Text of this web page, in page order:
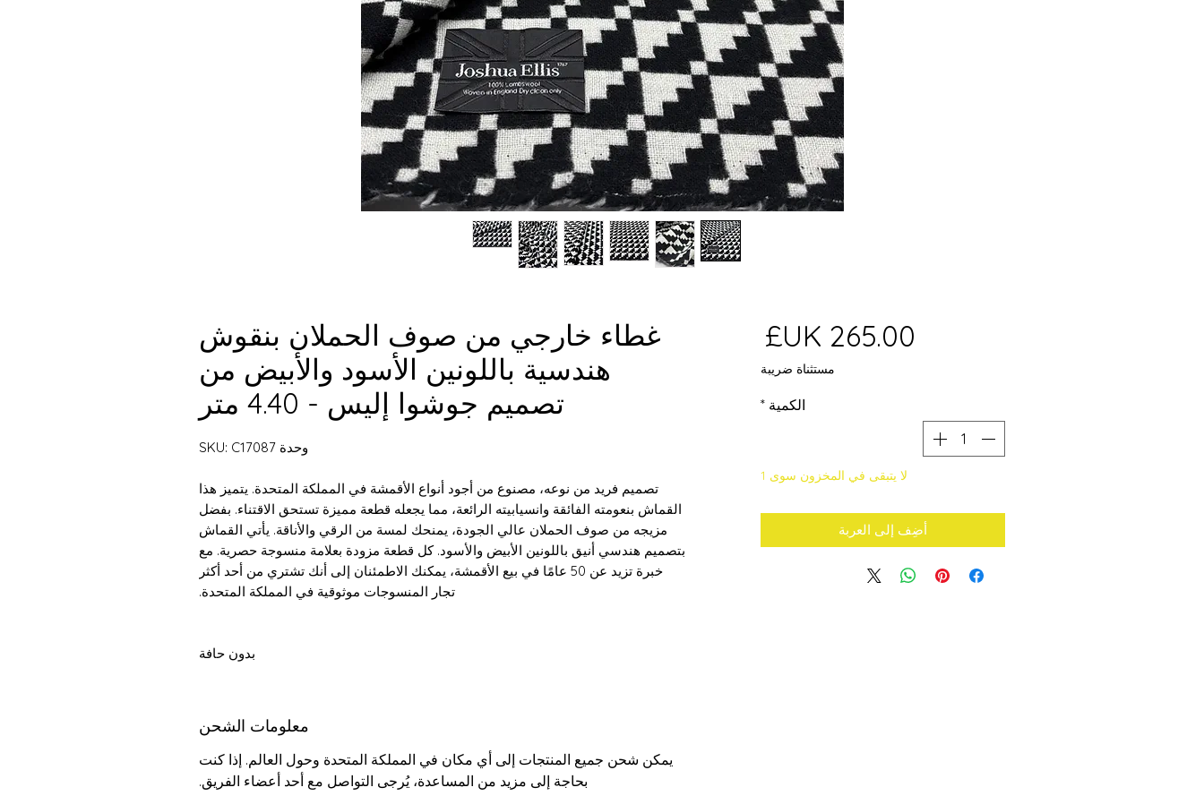
غطاء خارجي من صوف الحملان بنقوش
هندسية باللونين الأسود والأبيض من
تصميم جوشوا إليس - 4.40 متر
وحدة SKU: C17087
تصميم فريد من نوعه، مصنوع من أجود أنواع الأقمشة في المملكة المتحدة. يتميز هذا
القماش بنعومته الفائقة وانسيابيته الرائعة، مما يجعله قطعة مميزة تستحق الاقتناء. بفضل
مزيجه من صوف الحملان عالي الجودة، يمنحك لمسة من الرقي والأناقة. يأتي القماش
بتصميم هندسي أنيق باللونين الأبيض والأسود. كل قطعة مزودة بعلامة منسوجة حصرية. مع
خبرة تزيد عن 50 عامًا في بيع الأقمشة، يمكنك الاطمئنان إلى أنك تشتري من أحد أكثر
تجار المنسوجات موثوقية في المملكة المتحدة.
بدون حافة
معلومات الشحن
يمكن شحن جميع المنتجات إلى أي مكان في المملكة المتحدة وحول العالم. إذا كنت
بحاجة إلى مزيد من المساعدة، يُرجى التواصل مع أحد أعضاء الفريق.
مستثناة ضريبة
الكمية *
لا يتبقى في المخزون سوى 1
أضِف إلى العربة